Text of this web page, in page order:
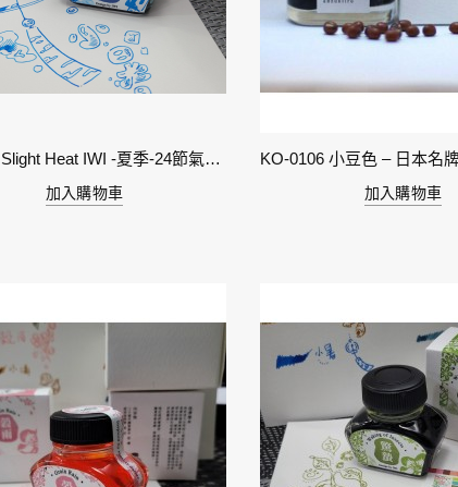
11-小暑 Slight Heat IWI -夏季-24節氣色澤鋼筆墨水
加入購物車
加入購物車